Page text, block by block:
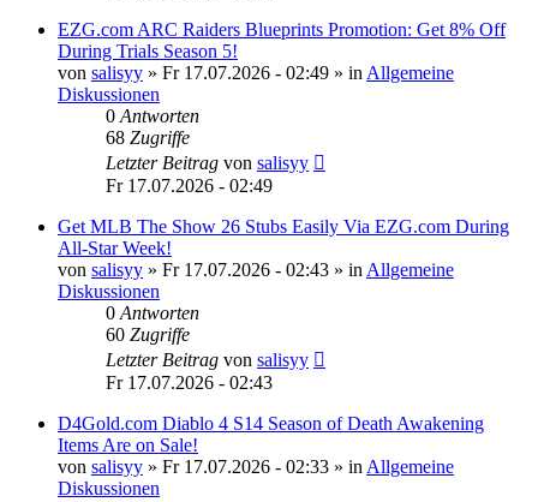
EZG.com ARC Raiders Blueprints Promotion: Get 8% Off
During Trials Season 5!
von salisyy » Fr 17.07.2026 - 02:49 » in Allgemeine
Diskussionen
0 Antworten
68 Zugriffe
Letzter Beitrag von salisyy
Fr 17.07.2026 - 02:49
Get MLB The Show 26 Stubs Easily Via EZG.com During
All-Star Week!
von salisyy » Fr 17.07.2026 - 02:43 » in Allgemeine
Diskussionen
0 Antworten
60 Zugriffe
Letzter Beitrag von salisyy
Fr 17.07.2026 - 02:43
D4Gold.com Diablo 4 S14 Season of Death Awakening
Items Are on Sale!
von salisyy » Fr 17.07.2026 - 02:33 » in Allgemeine
Diskussionen